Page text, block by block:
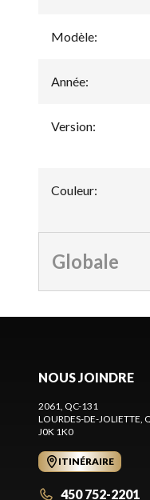
Modèle:
Année:
Version:
Couleur:
Globale
NOUS JOINDRE
2061, QC-131
LOURDES-DE-JOLIETTE,
J0K 1K0
ITINÉRAIRE
450 752-2201